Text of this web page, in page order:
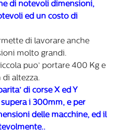
di notevoli dimensioni,
ed un costo di
di lavorare anche
molto grandi.
puo’ portare 400 Kg e
altezza.
di corse X ed Y
i 300mm, e per
delle macchine, ed il